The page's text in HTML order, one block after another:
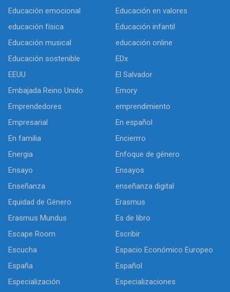
Educación emocional
Educación en valores
educación física
Educación infantil
Educación musical
educación online
Educación sostenible
EDx
EEUU
El Salvador
Embajada Reino Unido
Emory
Emprendedores
emprendimiento
Empresarial
En español
En familia
Encierrro
Energia
Enfoque de género
Ensayo
Ensayos
Enseñanza
enseñanza digital
Equidad de Género
Erasmus
Erasmus Mundus
Es de libro
Escape Room
Escribir
Escucha
Espacio Económico Europeo
España
Español
Especialización
Especializaciones